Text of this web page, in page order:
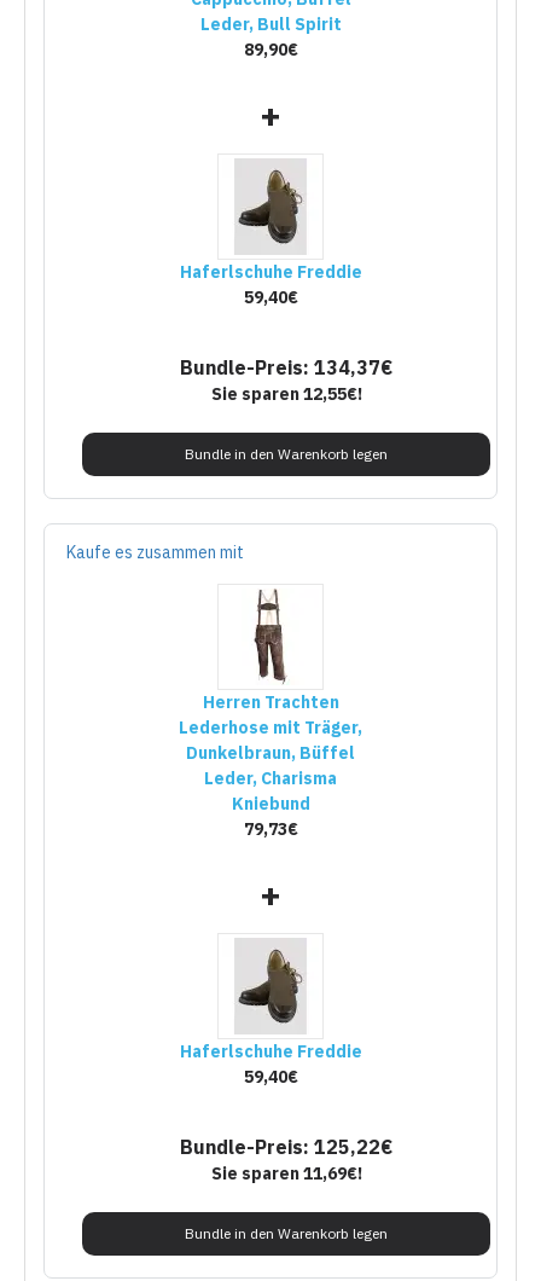
Leder, Bull Spirit
89,90€
+
Haferlschuhe Freddie
59,40€
Bundle-Preis: 134,37€
Sie sparen 12,55€!
Bundle in den Warenkorb legen
Kaufe es zusammen mit
Herren Trachten
Lederhose mit Träger,
Dunkelbraun, Büffel
Leder, Charisma
Kniebund
79,73€
+
Haferlschuhe Freddie
59,40€
Bundle-Preis: 125,22€
Sie sparen 11,69€!
Bundle in den Warenkorb legen